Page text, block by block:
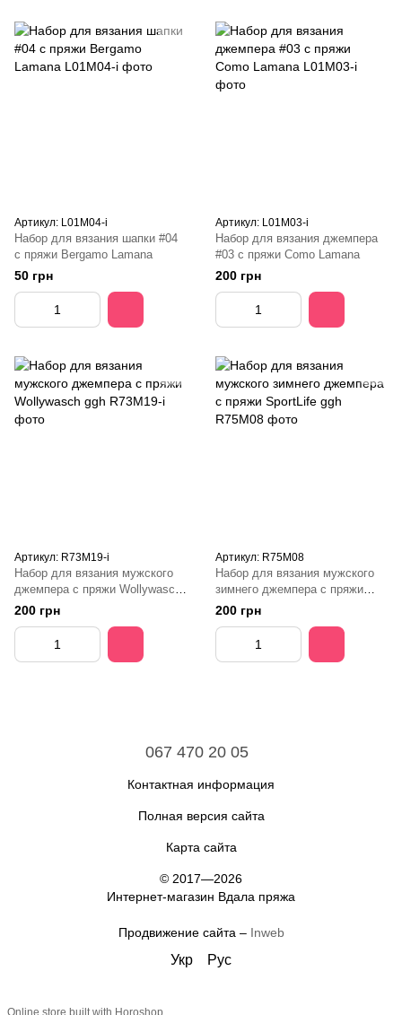
Артикул: L01M04-і
Набор для вязания шапки #04
с пряжи Bergamo Lamana
50 грн
Артикул: L01M03-і
Набор для вязания джемпера
#03 с пряжи Como Lamana
200 грн
Артикул: R73M19-і
Набор для вязания мужского
джемпера с пряжи Wollywasch
ggh
200 грн
Артикул: R75M08
Набор для вязания мужского
зимнего джемпера с пряжи
SportLife ggh
200 грн
067 470 20 05
Контактная информация
Полная версия сайта
Карта сайта
© 2017—2026
Интернет-магазин Вдала пряжа
Продвижение сайта – Inweb
Укр Рус
Online store built with Horoshop